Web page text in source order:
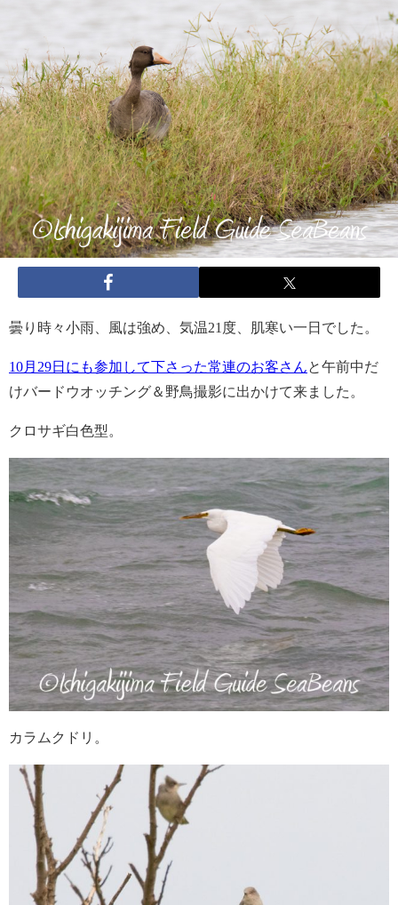
曇り時々小雨、風は強め、気温21度、肌寒い一日でした。
10月29日にも参加して下さった常連のお客さんと午前中だ
けバードウオッチング＆野鳥撮影に出かけて来ました。
クロサギ白色型。
カラムクドリ。